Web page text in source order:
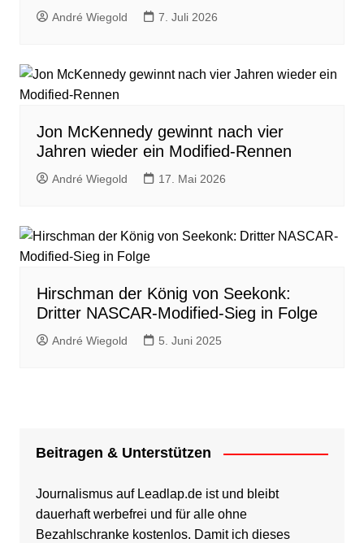
André Wiegold 7. Juli 2026
Jon McKennedy gewinnt nach vier
Jahren wieder ein Modified-Rennen
André Wiegold 17. Mai 2026
Hirschman der König von Seekonk:
Dritter NASCAR-Modified-Sieg in Folge
André Wiegold 5. Juni 2025
Beitragen & Unterstützen
Journalismus auf Leadlap.de ist und bleibt
dauerhaft werbefrei und für alle ohne
Bezahlschranke kostenlos. Damit ich dieses